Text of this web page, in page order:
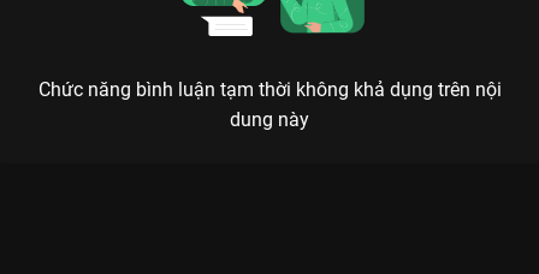
Chức năng bình luận tạm thời không khả dụng trên nội
dung này